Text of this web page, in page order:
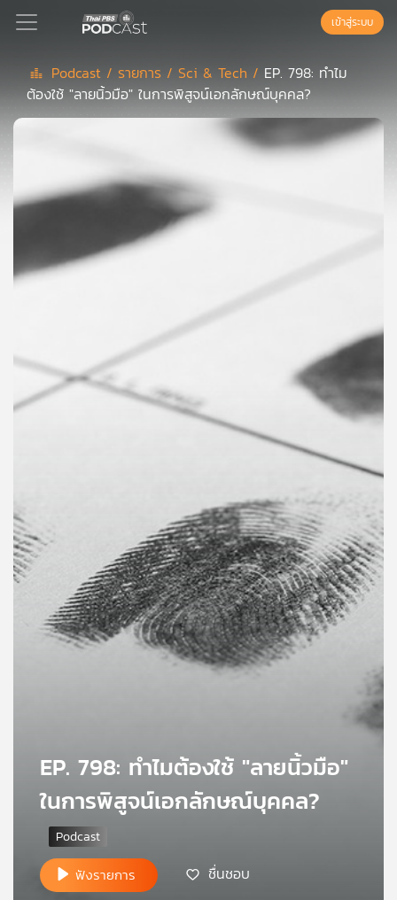
Podcast
ลิ
สต์
คุณ
บทความ
กิจกรรม
เครือ
เข้าสู่ระบบ
Podcast / รายการ / Sci & Tech / EP. 798: ทำไม
ต้องใช้ "ลายนิ้วมือ" ในการพิสูจน์เอกลักษณ์บุคคล?
EP. 798: ทำไมต้องใช้ "ลายนิ้วมือ"
ในการพิสูจน์เอกลักษณ์บุคคล?
ฟังรายการ ชื่นชอบ